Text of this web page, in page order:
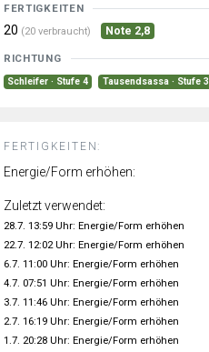
FERTIGKEITEN
20 (20 verbraucht) Note 2,8
RICHTUNG
Schleifer · Stufe 4 Tausendsassa · Stufe 3
FERTIGKEITEN:
Energie/Form erhöhen:
Zuletzt verwendet:
28.7. 13:59 Uhr: Energie/Form erhöhen
22.7. 12:02 Uhr: Energie/Form erhöhen
6.7. 11:00 Uhr: Energie/Form erhöhen
4.7. 07:51 Uhr: Energie/Form erhöhen
3.7. 11:46 Uhr: Energie/Form erhöhen
2.7. 16:19 Uhr: Energie/Form erhöhen
1.7. 20:28 Uhr: Energie/Form erhöhen